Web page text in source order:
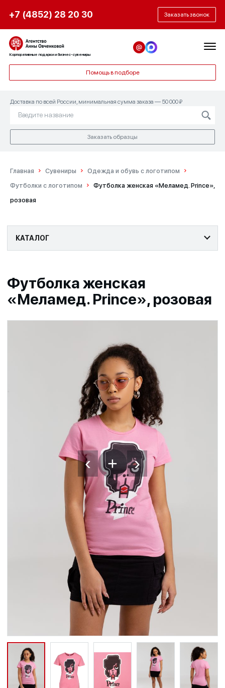
+7 (4852) 28 20 30 Заказать звонок
Корпоративные подарки и бизнес-сувениры
Помощь в подборе
Доставка по всей России, минимальная сумма заказа — 50 000 ₽
Заказать образцы
Главная Сувениры
Одежда и обувь с логотипом
Футболки с логотипом
Футболка женская «Меламед. Prince»,
розовая
КАТАЛОГ
Футболка женская
«Меламед. Prince», розовая
‹ + ›